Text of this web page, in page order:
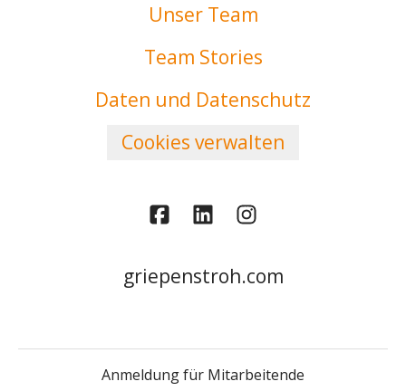
Unser Team
Team Stories
Daten und Datenschutz
Cookies verwalten
griepenstroh.com
Anmeldung für Mitarbeitende